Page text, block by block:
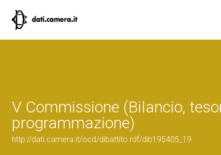
V Commissione (Bilancio,
programmazione)
http://dati.camera.it/ocd/dibattito.rdf/dib195405_19